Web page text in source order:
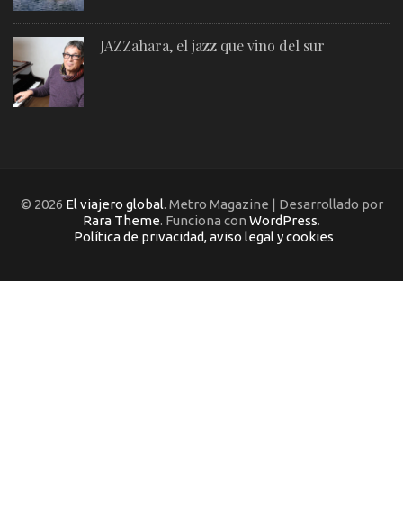
JAZZahara, el jazz que vino del sur
© 2026 El viajero global. Metro Magazine | Desarrollado por
Rara Theme. Funciona con WordPress.
Política de privacidad, aviso legal y cookies